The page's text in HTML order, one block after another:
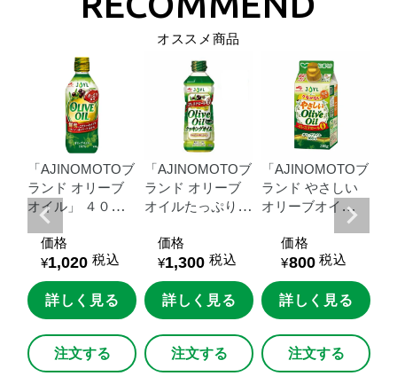
オススメ商品
「AJINOMOTOブ
ランド オリーブ
オイル」
４００
ｇ瓶
価格
¥1,020 税込
詳しく見る
注文する
「AJINOMOTOブ
ランド オリーブ
オイルたっぷりク
６００ｇＵＤエコ
ペット
価格
¥1,300 税込
詳しく見る
注文する
「AJINOMOTOブ
ランドやさしい
オリーブオイ
３００ｇス
マートグリーンパ
ック
価格
¥800 税込
詳しく見る
注文する